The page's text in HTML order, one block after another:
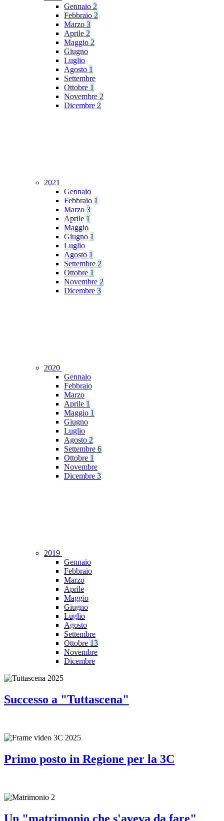
Gennaio 2
Febbraio 2
Marzo 3
Aprile 2
Maggio 2
Giugno
Luglio
Agosto 1
Settembre
Ottobre 1
Novembre 2
Dicembre 2
2021
Gennaio
Febbraio 1
Marzo 3
Aprile 1
Maggio
Giugno 1
Luglio
Agosto 1
Settembre 2
Ottobre 1
Novembre 2
Dicembre 3
2020
Gennaio
Febbraio
Marzo
Aprile 1
Maggio 1
Giugno
Luglio
Agosto 2
Settembre 6
Ottobre 1
Novembre
Dicembre 3
2019
Gennaio
Febbraio
Marzo
Aprile
Maggio
Giugno
Luglio
Agosto
Settembre
Ottobre 13
Novembre
Dicembre
Successo a "Tuttascena"
Primo posto in Regione per la 3C
Un "matrimonio che s'aveva da fare"